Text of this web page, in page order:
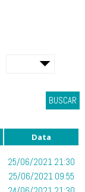
BUSCAR
Data
25/06/2021 21:30
25/06/2021 09:55